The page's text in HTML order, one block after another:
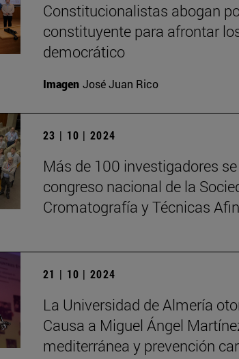
Constitucionalistas abogan
constituyente para afrontar
democrático
Imagen José Juan Rico
23 | 10 | 2024
Más de 100 investigadores
congreso nacional de la
Cromatografía y Técnicas
21 | 10 | 2024
La Universidad de Almería
Causa a Miguel Ángel
mediterránea y prevención